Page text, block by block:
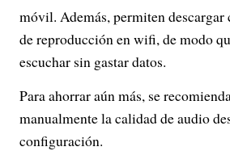
móvil. Además, permiten descargar
de reproducción en wifi, de modo
escuchar sin gastar datos.
Para ahorrar aún más, se
manualmente la calidad de audio
configuración.